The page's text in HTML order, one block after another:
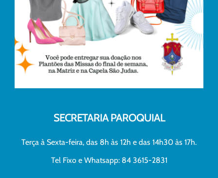
SECRETARIA PAROQUIAL
Terça à Sexta-feira, das 8h às 12h e das 14h30 às 17h.
Tel Fixo e Whatsapp: 84 3615-2831